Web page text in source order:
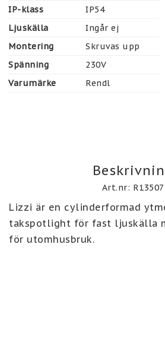
IP-klass
IP54
Ljuskälla
Ingår ej
Montering
Skruvas upp
Spänning
230V
Varumärke
Rendl
Art.nr: R13507
Lizzi är en cylinderformad
takspotlight för fast ljuskälla
för utomhusbruk.